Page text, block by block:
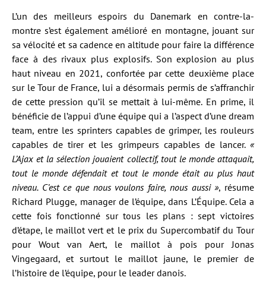
L’un des meilleurs espoirs du Danemark en contre-la-
montre s’est également amélioré en montagne, jouant sur
sa vélocité et sa cadence en altitude pour faire la différence
face à des rivaux plus explosifs. Son explosion au plus
haut niveau en 2021, confortée par cette deuxième place
sur le Tour de France, lui a désormais permis de s’affranchir
de cette pression qu’il se mettait à lui-même. En prime, il
bénéficie de l’appui d’une équipe qui a l’aspect d’une dream
team, entre les sprinters capables de grimper, les rouleurs
capables de tirer et les grimpeurs capables de lancer. «
L’Ajax et la sélection jouaient collectif, tout le monde attaquait,
tout le monde défendait et tout le monde était au plus haut
niveau. C’est ce que nous voulons faire, nous aussi », résume
Richard Plugge, manager de l’équipe, dans L’Équipe. Cela a
cette fois fonctionné sur tous les plans : sept victoires
d’étape, le maillot vert et le prix du Supercombatif du Tour
pour Wout van Aert, le maillot à pois pour Jonas
Vingegaard, et surtout le maillot jaune, le premier de
l’histoire de l’équipe, pour le leader danois.